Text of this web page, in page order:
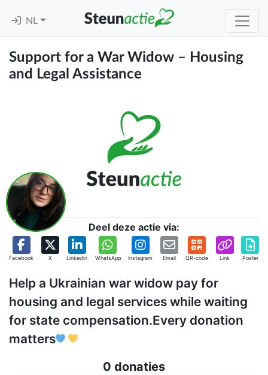
NL
Support for a War Widow – Housing
and Legal Assistance
Deel deze actie via:
Facebook X Linkedin WhatsApp Instagram Email QR-code Link Poster
Help a Ukrainian war widow pay for
housing and legal services while waiting
for state compensation.Every donation
matters
0 donaties